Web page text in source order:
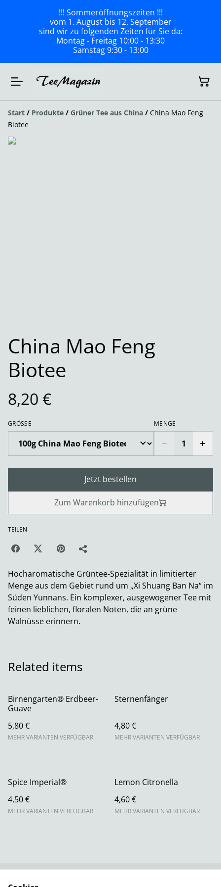
!!! Sommeröffnungszeiten !!!
vom 1. August bis 12. September
sind wir zu folgenden Zeiten für Sie da:
Montag - Freitag 10:00 - 13:30
Samstag 9:30 - 13:00
Start / Produkte / Grüner Tee aus China / China Mao Feng
Biotee
China Mao Feng
Biotee
8,20 €
GRÖSSE MENGE
Jetzt bestellen
Zum Warenkorb hinzufügen
TEILEN
Hocharomatische Grüntee-Spezialität in limitierter
Menge aus dem Gebiet rund um „Xi Shuang Ban Na“ im
Süden Yunnans. Ein komplexer, ausgewogener Tee mit
feinen lieblichen, floralen Noten, die an grüne
Walnüsse erinnern.
Related items
Birnengarten® Erdbeer-
Guave
5,80 €
MEHR VARIANTEN VERFÜGBAR
Sternenfänger
4,80 €
MEHR VARIANTEN VERFÜGBAR
Spice Imperial®
4,50 €
MEHR VARIANTEN VERFÜGBAR
Lemon Citronella
4,60 €
MEHR VARIANTEN VERFÜGBAR